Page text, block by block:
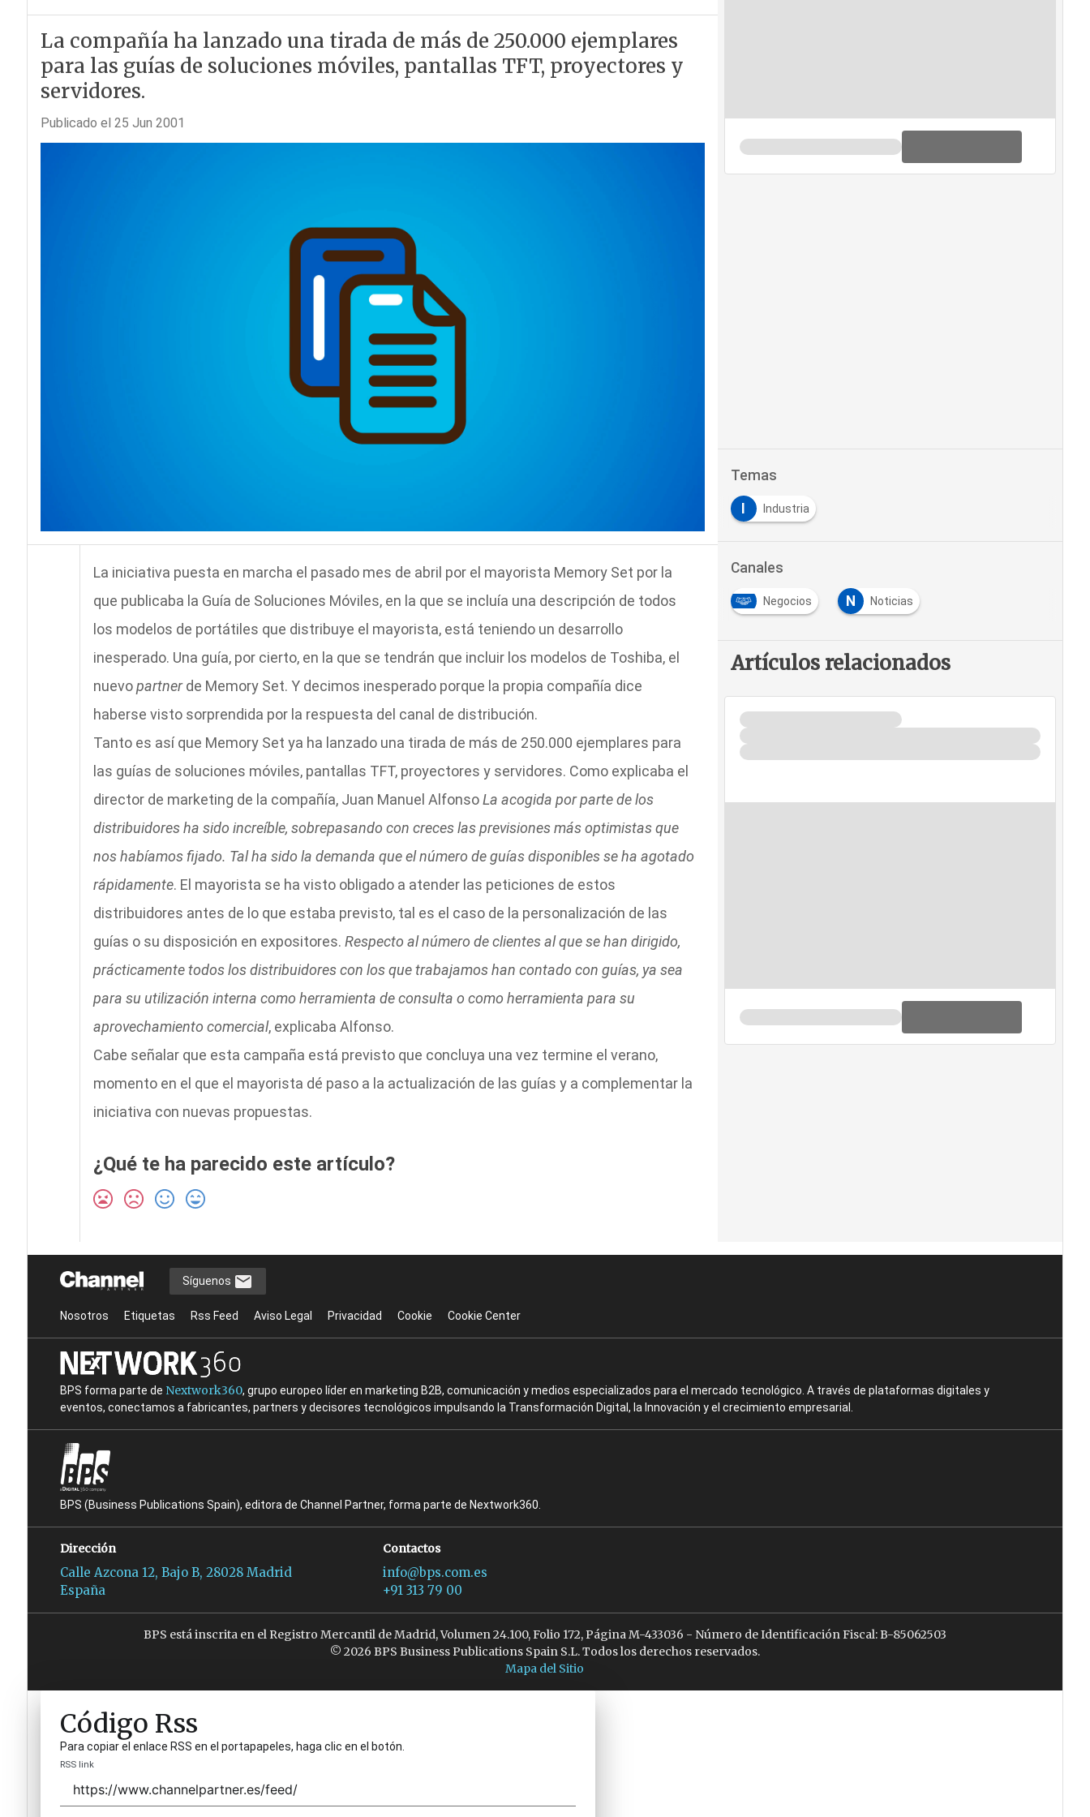
La compañía ha lanzado una tirada de más de 250.000 ejemplares
para las guías de soluciones móviles, pantallas TFT, proyectores y
servidores.
Publicado el 25 Jun 2001
La iniciativa puesta en marcha el pasado mes de abril por el mayorista Memory Set por la
que publicaba la Guía de Soluciones Móviles, en la que se incluía una descripción de todos
los modelos de portátiles que distribuye el mayorista, está teniendo un desarrollo
inesperado. Una guía, por cierto, en la que se tendrán que incluir los modelos de Toshiba, el
nuevopartnerde Memory Set. Y decimos inesperado porque la propia compañía dice
haberse visto sorprendida por la respuesta del canal de distribución.
Tanto es así que Memory Set ya ha lanzado una tirada de más de 250.000 ejemplares para
las guías de soluciones móviles, pantallas TFT, proyectores y servidores. Como explicaba el
director de marketing de la compañía, Juan Manuel AlfonsoLa acogida por parte de los
distribuidores ha sido increíble, sobrepasando con creces las previsiones más optimistas que
nos habíamos fijado. Tal ha sido la demanda que el número de guías disponibles se ha agotado
rápidamente. El mayorista se ha visto obligado a atender las peticiones de estos
distribuidores antes de lo que estaba previsto, tal es el caso de la personalización de las
guías o su disposición en expositores. Respecto al número de clientes al que se han dirigido,
prácticamente todos los distribuidores con los que trabajamos han contado con guías, ya sea
para su utilización interna como herramienta de consulta o como herramienta para su
aprovechamiento comercial, explicaba Alfonso.
Cabe señalar que esta campaña está previsto que concluya una vez termine el verano,
momento en el que el mayorista dé paso a la actualización de las guías y a complementar la
iniciativa con nuevas propuestas.
¿Qué te ha parecido este artículo?
Temas
Industria
Canales
Negocios N Noticias
Artículos relacionados
Síguenos
Nosotros Etiquetas Rss Feed Aviso Legal Privacidad Cookie Cookie Center
BPS forma parte de Nextwork360, grupo europeo líder en marketing B2B, comunicación y medios especializados para el mercado tecnológico. A través de plataformas digitales y
eventos, conectamos a fabricantes, partners y decisores tecnológicos impulsando la Transformación Digital, la Innovación y el crecimiento empresarial.
BPS (Business Publications Spain), editora de Channel Partner, forma parte de Nextwork360.
Dirección
Calle Azcona 12, Bajo B, 28028 Madrid
España
Contactos
info@bps.com.es
+91 313 79 00
BPS está inscrita en el Registro Mercantil de Madrid, Volumen 24.100, Folio 172, Página M-433036 - Número de Identificación Fiscal: B-85062503
© 2026 BPS Business Publications Spain S.L. Todos los derechos reservados.
Mapa del Sitio
Código Rss
Para copiar el enlace RSS en el portapapeles, haga clic en el botón.
RSS link